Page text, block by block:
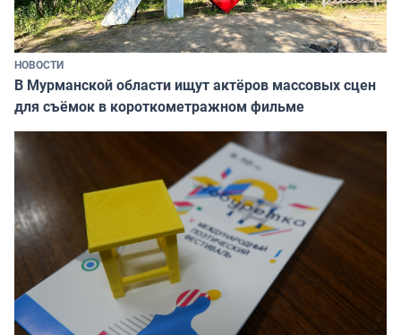
НОВОСТИ
В Мурманской области ищут актёров массовых сцен
для съёмок в короткометражном фильме